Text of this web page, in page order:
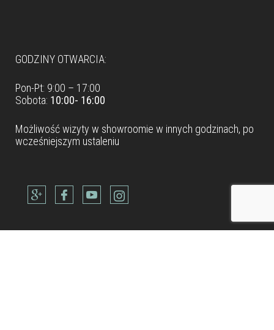
GODZINY OTWARCIA:
Pon-Pt: 9:00 – 17:00
Sobota: 10:00- 16:00
Możliwość wizyty w showroomie w innych godzinach, po
wcześniejszym ustaleniu
Dane teleadresowe